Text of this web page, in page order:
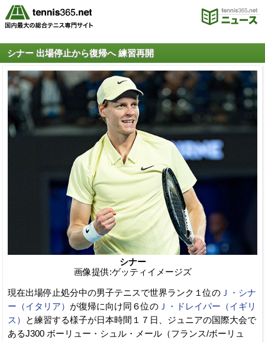
シナー 出場停止から復帰へ 練習再開
シナー
画像提供:ゲッティイメージズ
現在出場停止処分中の男子テニスで世界ランク１位の Ｊ・シナ
ー（イタリア） が復帰に向け同６位の Ｊ・ドレイパー（イギリ
ス）
と練習する様子が日本時間１７日、ジュニアの国際大会で
あるJ300 ボーリュー・シュル・メール（フランス/ボーリュ